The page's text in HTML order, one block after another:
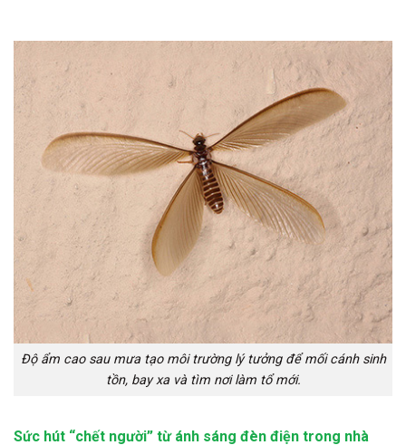
Độ ẩm cao sau mưa tạo môi trường lý tưởng để mối cánh sinh
tồn, bay xa và tìm nơi làm tổ mới.
Sức hút “chết người” từ ánh sáng đèn điện trong nhà